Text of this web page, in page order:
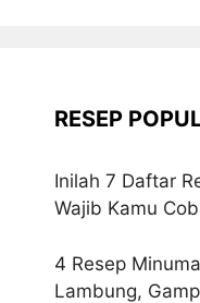
RESEP
Inilah 7 Daftar
Wajib Kamu
4 Resep
Lambung,